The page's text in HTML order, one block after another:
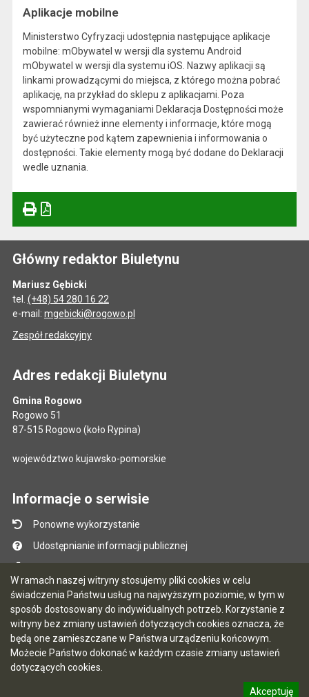
W ramach naszej witryny stosujemy pliki cookies w celu
świadczenia Państwu usług na najwyższym poziomie, w tym w
sposób dostosowany do indywidualnych potrzeb. Korzystanie z
witryny bez zmiany ustawień dotyczących cookies oznacza, że
będą one zamieszczane w Państwa urządzeniu końcowym.
Możecie Państwo dokonać w każdym czasie zmiany ustawień
dotyczących cookies.
Akceptuję
Aplikacje mobilne
Ministerstwo Cyfryzacji udostępnia następujące aplikacje
mobilne: mObywatel w wersji dla systemu Android
mObywatel w wersji dla systemu iOS. Nazwy aplikacji są
linkami prowadzącymi do miejsca, z którego można pobrać
aplikację, na przykład do sklepu z aplikacjami. Poza
wspomnianymi wymaganiami Deklaracja Dostępności może
zawierać również inne elementy i informacje, które mogą
być użyteczne pod kątem zapewnienia i informowania o
dostępności. Takie elementy mogą być dodane do Deklaracji
wedle uznania.
Główny redaktor Biuletynu
Mariusz Gębicki
tel. (+48) 54 280 16 22
e-mail: mgebicki@rogowo.pl
Zespół redakcyjny
Adres redakcji Biuletynu
Gmina Rogowo
Rogowo 51
87-515 Rogowo (koło Rypina)
województwo kujawsko-pomorskie
Informacje o serwisie
Ponowne wykorzystanie
Udostępnianie informacji publicznej
Instrukcja obsługi
Statystyki oglądalności
Ostatnio dodane
Ostatnia aktualizacja BIP: 06.08.2026 16:52